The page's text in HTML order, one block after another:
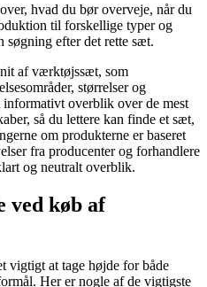
hvad du bør overveje, når du
til forskellige typer og
søgning efter det rette sæt.
af værktøjssæt, som
størrelser og
informativt overblik over de mest
så du lettere kan finde et sæt,
om produkterne er baseret
fra producenter og forhandlere
og neutralt overblik.
ved køb af
at tage højde for både
Her er nogle af de vigtigste